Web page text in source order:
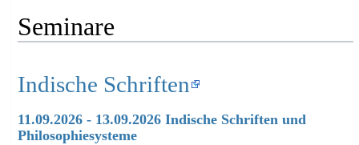
Seminare
Indische Schriften
11.09.2026 - 13.09.2026 Indische Schriften und
Philosophiesysteme